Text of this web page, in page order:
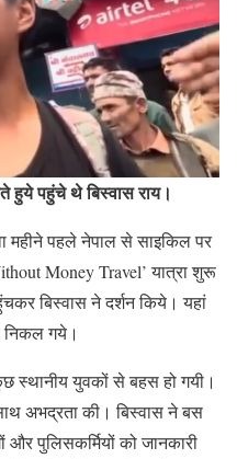
हुये पहुंचे थे बिस्वास राय।
महीने पहले नेपाल से साइकिल पर
Money Travel’ यात्रा शुरू
बिस्वास ने दर्शन किये। यहां
निकल गये।
स्थानीय युवकों से बहस हो गयी।
अभद्रता की। बिस्वास ने बस
और पुलिसकर्मियों को जानकारी